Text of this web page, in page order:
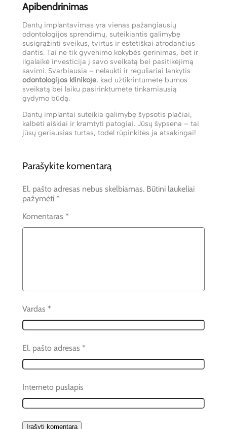
Apibendrinimas
Dantų implantavimas yra vienas pažangiausių
odontologijos sprendimų, suteikiantis galimybę
susigrąžinti sveikus, tvirtus ir estetiškai atrodančius
dantis. Tai ne tik gyvenimo kokybės gerinimas, bet ir
ilgalaikė investicija į savo sveikatą bei pasitikėjimą
savimi. Svarbiausia – nelaukti ir reguliariai lankytis
odontologijos klinikoje, kad užtikrintumėte burnos
sveikatą bei laiku pasirinktumėte tinkamiausią
gydymo būdą.
Dantų implantai suteikia galimybę šypsotis plačiai,
kalbėti aiškiai ir kramtyti patogiai. Jūsų šypsena – tai
jūsų geriausias turtas, todėl rūpinkitės ja atsakingai!
Parašykite komentarą
El. pašto adresas nebus skelbiamas. Būtini laukeliai
pažymėti *
Komentaras *
Vardas *
El. pašto adresas *
Interneto puslapis